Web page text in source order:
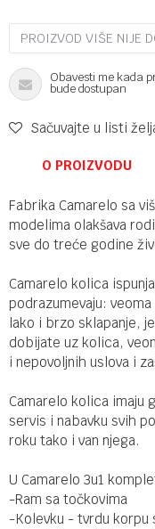
PROIZVOD VIŠE NIJE
Obavesti me kada
bude dostupan
Sačuvajte u listi
O PROIZVODU
Fabrika Camarelo sa
modelima olakšava
sve do treće godine
Camarelo kolica
podrazumevaju:
lako i brzo sklapanje,
dobijate uz kolica,
i nepovoljnih uslova i
Camarelo kolica imaju
servis i nabavku svih
roku tako i van njega.
U Camarelo 3u1
-Ram sa točkovima
-Kolevku - tvrdu korpu